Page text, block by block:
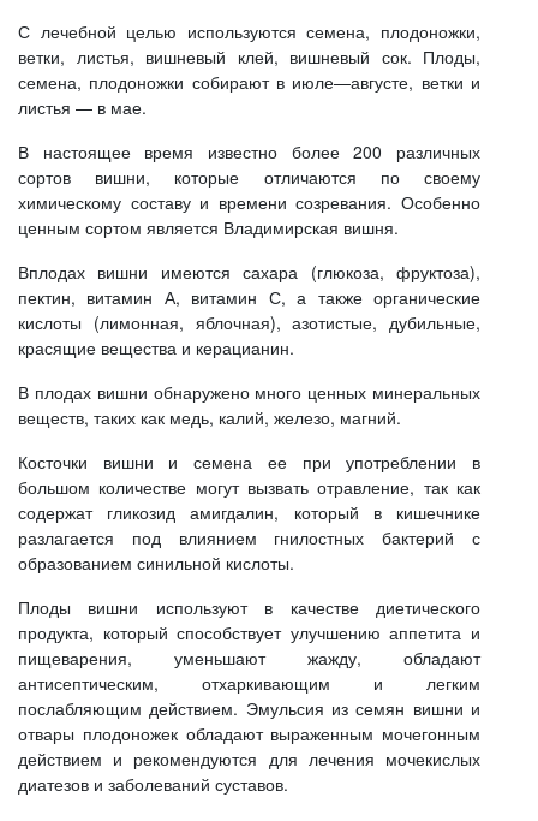
С лечебной целью используются семена, плодоножки,
ветки, листья, вишневый клей, вишневый сок. Плоды,
семена, плодоножки собирают в июле—августе, ветки и
листья — в мае.
В настоящее время известно более 200 различных
сортов вишни, которые отличаются по своему
химическому составу и времени созревания. Особенно
ценным сортом является Владимирская вишня.
Вплодах вишни имеются сахара (глюкоза, фруктоза),
пектин, витамин А, витамин С, а также органические
кислоты (лимонная, яблочная), азотистые, дубильные,
красящие вещества и керацианин.
В плодах вишни обнаружено много ценных минеральных
веществ, таких как медь, калий, железо, магний.
Косточки вишни и семена ее при употреблении в
большом количестве могут вызвать отравление, так как
содержат гликозид амигдалин, который в кишечнике
разлагается под влиянием гнилостных бактерий с
образованием синильной кислоты.
Плоды вишни используют в качестве диетического
продукта, который способствует улучшению аппетита и
пищеварения, уменьшают жажду, обладают
антисептическим, отхаркивающим и легким
послабляющим действием. Эмульсия из семян вишни и
отвары плодоножек обладают выраженным мочегонным
действием и рекомендуются для лечения мочекислых
диатезов и заболеваний суставов.